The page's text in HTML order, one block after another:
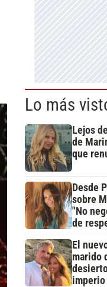
Lo más
Lejos
de
que
Desde
sobre
"No
de
El
marido
imperio